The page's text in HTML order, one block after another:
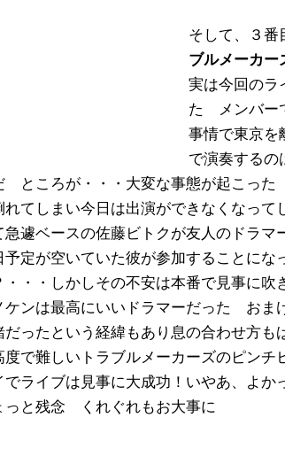
そして、３番
ブルメーカー
実は今回のラ
た メンバー
事情で東京を
で演奏するの
ところが・・・大変な事態が起こっ
れてしまい今日は出演ができなくなっ
遽ベースの佐藤ビトクが友人のドラマ
予定が空いていた彼が参加することに
・・・しかしその不安は本番で見事に
ケンは最高にいいドラマーだった おま
だったという経緯もあり息の合わせ方
度で難しいトラブルメーカーズのピンチ
でライブは見事に大成功！いやあ、よ
っと残念 くれぐれもお大事に